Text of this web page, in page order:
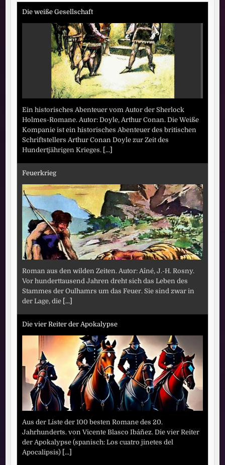
Die weiße Gesellschaft
Ein historisches Abenteuer vom Autor der Sherlock
Holmes-Romane. Autor: Doyle, Arthur Conan. Die Weiße
Kompanie ist ein historisches Abenteuer des britischen
Schriftstellers Arthur Conan Doyle zur Zeit des
Hundertjährigen Krieges. [...]
Feuerkrieg
Roman aus den wilden Zeiten. Autor: Aîné, J.-H. Rosny.
Vor hunderttausend Jahren dreht sich das Leben des
Stammes der Oulhamrs um das Feuer. Sie sind zwar in
der Lage, die [...]
Die vier Reiter der Apokalypse
Aus der Liste der 100 besten Romane des 20.
Jahrhunderts. von Vicente Blasco Ibáñez. Die vier Reiter
der Apokalypse (spanisch: Los cuatro jinetes del
Apocalipsis) [...]